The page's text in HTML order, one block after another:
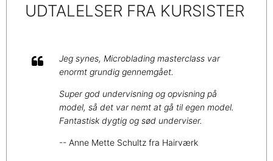
​​​​​​UDTALELSER FRA KURSISTER
Jeg synes, Microblading masterclass var
enormt grundig gennemgået.
Super god undervisning og opvisning på
model, så det var nemt at gå til egen model.
Fantastisk dygtig og sød underviser.
-- Anne Mette Schultz fra Hairværk